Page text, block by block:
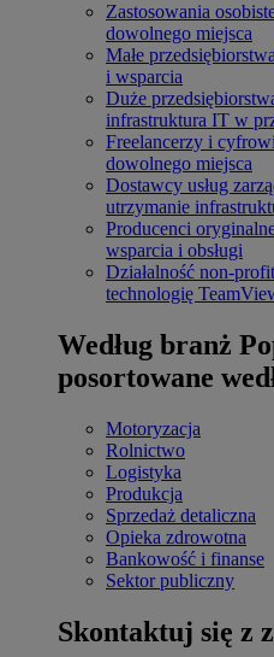
Zastosowania
dowolnego miejsca
Małe
i wsparcia
Duże
infrastruktura IT w
Freelancerzy i
dowolnego miejsca
Dostawcy usług
utrzymanie
Producenci
wsparcia i obsługi
Działalność non-
technologię
Według branż
posortowane
Motoryzacja
Rolnictwo
Logistyka
Produkcja
Sprzedaż detaliczna
Opieka zdrowotna
Bankowość i finanse
Sektor publiczny
Skontaktuj się z